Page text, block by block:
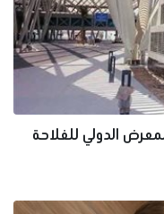
المعرض الدولي للفلاحة